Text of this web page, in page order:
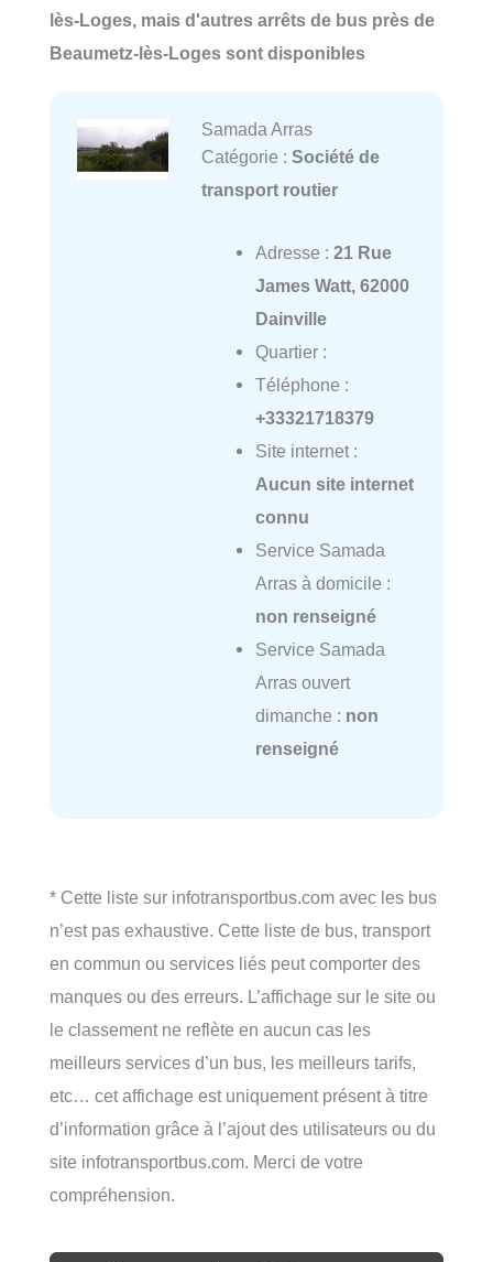
lès-Loges, mais d'autres arrêts de bus près de
Beaumetz-lès-Loges sont disponibles
Samada Arras
Catégorie : Société de
transport routier
Adresse : 21 Rue
James Watt, 62000
Dainville
Quartier :
Téléphone :
+33321718379
Site internet :
Aucun site internet
connu
Service Samada
Arras à domicile :
non renseigné
Service Samada
Arras ouvert
dimanche : non
renseigné
* Cette liste sur infotransportbus.com avec les bus
n’est pas exhaustive. Cette liste de bus, transport
en commun ou services liés peut comporter des
manques ou des erreurs. L’affichage sur le site ou
le classement ne reflète en aucun cas les
meilleurs services d’un bus, les meilleurs tarifs,
etc… cet affichage est uniquement présent à titre
d’information grâce à l’ajout des utilisateurs ou du
site infotransportbus.com. Merci de votre
compréhension.